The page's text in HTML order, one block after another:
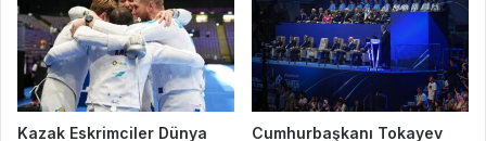
Kazak Eskrimciler Dünya
Cumhurbaşkanı Tokayev